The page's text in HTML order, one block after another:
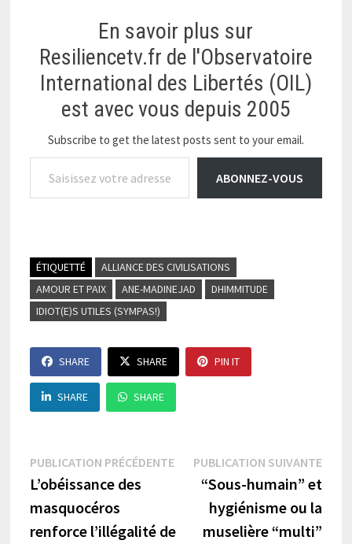
double de ceux du Liban.En savoir plus sur
Resiliencetv.fr de l'Observatoire
International des Libertés (OIL)
est avec vous depuis 2005
Subscribe to get the latest posts sent to your email.
Saisissez votre adresse e-mail…
ABONNEZ-VOUS
ÉTIQUETTÉ
ALLIANCE DES CIVILISATIONS
AMOUR ET PAIX
ANE-MADINEJAD
DHIMMITUDE
IDIOT(E)S UTILES (SYMPAS!)
SHARE SHARE PIN IT
SHARE SHARE
Navigation
de
l’article
PUBLICATION PRÉCÉDENTEPublication
précédente :
L’obéissance des
masquocéros
renforce l’illégalité de
PUBLICATION SUIVANTE
“Sous-humain” et
hygiénisme ou la
muselière “multi”